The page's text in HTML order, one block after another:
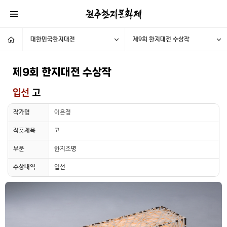
대한민국한지대전 제9회 한지대전 수상작
제9회 한지대전 수상작
입선 고
작가명 이은정
작품제목 고
부문 한지조명
수상내역 입선